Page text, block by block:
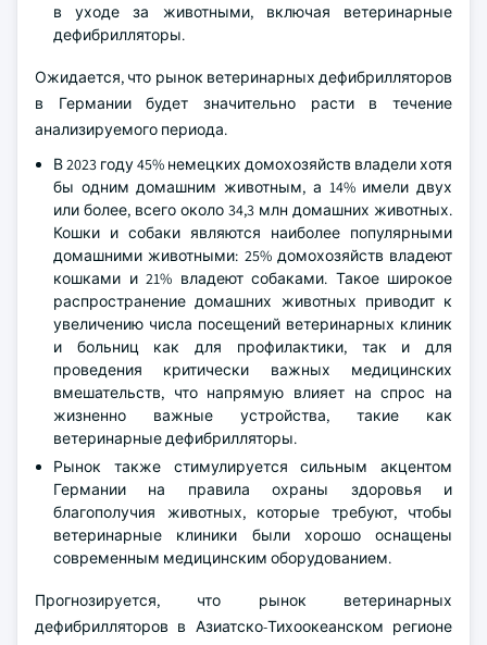
в уходе за животными, включая ветеринарные
дефибрилляторы.
Ожидается, что рынок ветеринарных дефибрилляторов
в Германии будет значительно расти в течение
анализируемого периода.
В 2023 году 45% немецких домохозяйств владели хотя
бы одним домашним животным, а 14% имели двух
или более, всего около 34,3 млн домашних животных.
Кошки и собаки являются наиболее популярными
домашними животными: 25% домохозяйств владеют
кошками и 21% владеют собаками. Такое широкое
распространение домашних животных приводит к
увеличению числа посещений ветеринарных клиник
и больниц как для профилактики, так и для
проведения критически важных медицинских
вмешательств, что напрямую влияет на спрос на
жизненно важные устройства, такие как
ветеринарные дефибрилляторы.
Рынок также стимулируется сильным акцентом
Германии на правила охраны здоровья и
благополучия животных, которые требуют, чтобы
ветеринарные клиники были хорошо оснащены
современным медицинским оборудованием.
Прогнозируется, что рынок ветеринарных
дефибрилляторов в Азиатско-Тихоокеанском регионе